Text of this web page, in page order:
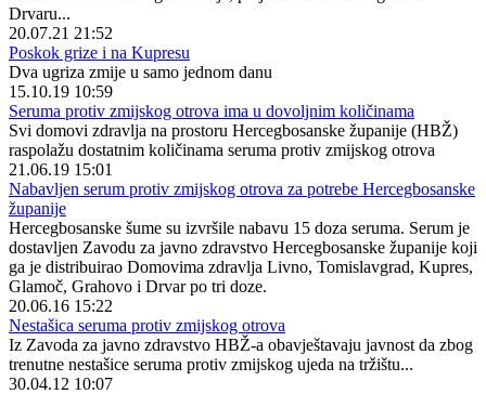
Drvaru...
20.07.21 21:52
Poskok grize i na Kupresu
Dva ugriza zmije u samo jednom danu
15.10.19 10:59
Seruma protiv zmijskog otrova ima u dovoljnim količinama
Svi domovi zdravlja na prostoru Hercegbosanske županije (HBŽ)
raspolažu dostatnim količinama seruma protiv zmijskog otrova
21.06.19 15:01
Nabavljen serum protiv zmijskog otrova za potrebe Hercegbosanske
županije
Hercegbosanske šume su izvršile nabavu 15 doza seruma. Serum je
dostavljen Zavodu za javno zdravstvo Hercegbosanske županije koji
ga je distribuirao Domovima zdravlja Livno, Tomislavgrad, Kupres,
Glamoč, Grahovo i Drvar po tri doze.
20.06.16 15:22
Nestašica seruma protiv zmijskog otrova
Iz Zavoda za javno zdravstvo HBŽ-a obavještavaju javnost da zbog
trenutne nestašice seruma protiv zmijskog ujeda na tržištu...
30.04.12 10:07